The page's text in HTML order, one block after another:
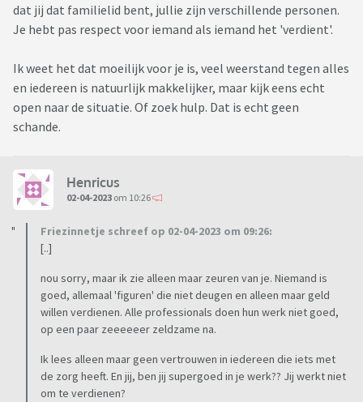
dat jij dat familielid bent, jullie zijn verschillende personen.
Je hebt pas respect voor iemand als iemand het 'verdient'.
Ik weet het dat moeilijk voor je is, veel weerstand tegen alles
en iedereen is natuurlijk makkelijker, maar kijk eens echt
open naar de situatie. Of zoek hulp. Dat is echt geen
schande.
Henricus
02-04-2023 om 10:26
Friezinnetje schreef op 02-04-2023 om 09:26:
[..]
nou sorry, maar ik zie alleen maar zeuren van je. Niemand is
goed, allemaal 'figuren' die niet deugen en alleen maar geld
willen verdienen. Alle professionals doen hun werk niet goed,
op een paar zeeeeeer zeldzame na.
Ik lees alleen maar geen vertrouwen in iedereen die iets met
de zorg heeft. En jij, ben jij supergoed in je werk?? Jij werkt niet
om te verdienen?